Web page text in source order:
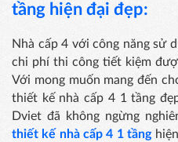
tầng hiện đại đẹp:
Nhà cấp 4 với công năng sử
chi phí thi công tiết kiệm
Với mong muốn mang đến
thiết kế nhà cấp 4 1 tầng
Dviet đã không ngừng
thiết kế nhà cấp 4 1 tầnghiện